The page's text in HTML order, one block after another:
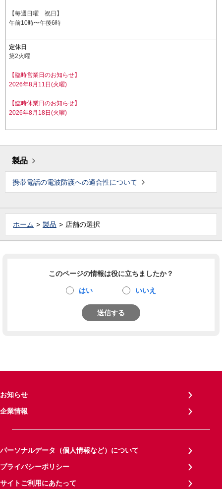
【毎週日曜 祝日】
午前10時〜午後6時
定休日
第2火曜
【臨時営業日のお知らせ】
2026年8月11日(火曜)
【臨時休業日のお知らせ】
2026年8月18日(火曜)
製品
携帯電話の電波防護への適合性について
ホーム 製品 店舗の選択
このページの情報は役に立ちましたか？
はい いいえ
送信する
お知らせ
企業情報
パーソナルデータ（個人情報など）について
プライバシーポリシー
サイトご利用にあたって